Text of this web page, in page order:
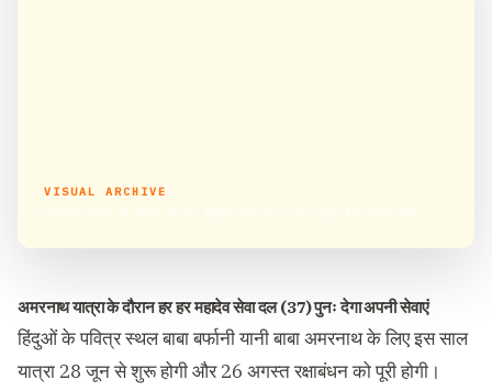
VISUAL ARCHIVE
अमरनाथ यात्रा के दौरान हर हर महादेव सेवा दल (37) पुनः देगा अपनी सेवाएं
हिंदुओं के पवित्र स्थल बाबा बर्फानी यानी बाबा अमरनाथ के लिए इस साल
यात्रा 28 जून से शुरू होगी और 26 अगस्त रक्षाबंधन को पूरी होगी।